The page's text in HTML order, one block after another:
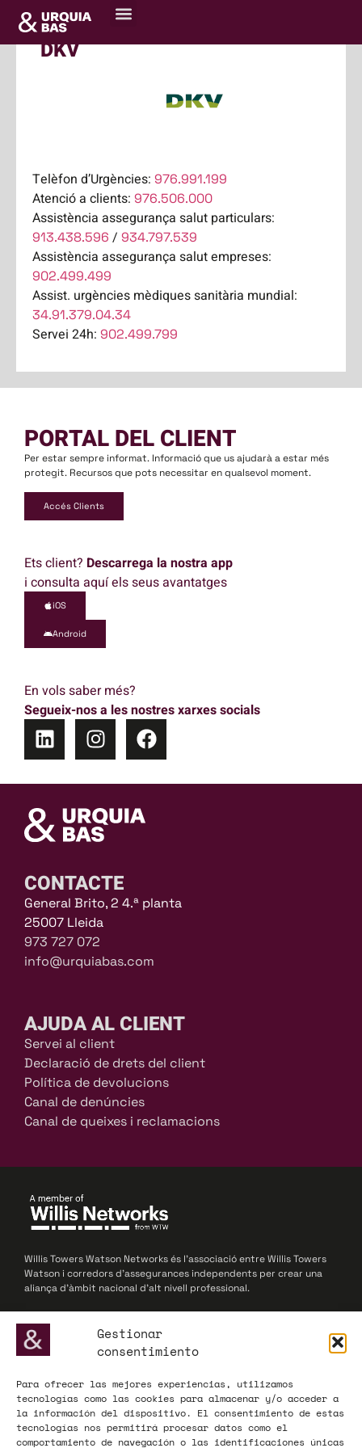
Gestionar
consentimiento
Para ofrecer las mejores experiencias, utilizamos
tecnologías como las cookies para almacenar y/o acceder a
la información del dispositivo. El consentimiento de estas
tecnologías nos permitirá procesar datos como el
comportamiento de navegación o las identificaciones únicas
DKV
Telèfon d’Urgències: 976.991.199
Atenció a clients: 976.506.000
Assistència assegurança salut particulars:
913.438.596 / 934.797.539
Assistència assegurança salut empreses:
902.499.499
Assist. urgències mèdiques sanitària mundial:
34.91.379.04.34
Servei 24h: 902.499.799
PORTAL DEL CLIENT
Per estar sempre informat. Informació que us ajudarà a estar més
protegit. Recursos que pots necessitar en qualsevol moment.
Accés Clients
Ets client? Descarrega la nostra app
i consulta aquí els seus avantatges
iOS
Android
En vols saber més?
Segueix-nos a les nostres xarxes socials
CONTACTE
General Brito, 2 4.ª planta
25007 Lleida
973 727 072
info@urquiabas.com
AJUDA AL CLIENT
Servei al client
Declaració de drets del client
Política de devolucions
Canal de denúncies
Canal de queixes i reclamacions
Willis Towers Watson Networks és l’associació entre Willis Towers
Watson i corredors d’assegurances independents per crear una
aliança d’àmbit nacional d’alt nivell professional.
ADECOSE, fundada el 1977, defensa els interessos de les
corredories d’assegurances i reassegurances, actuant com a
interlocutor influent davant de l’Administració i el mercat
assegurador a nivell nacional i europeu.